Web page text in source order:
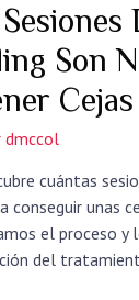
Son
dmccol
cuántas
conseguir unas
el proceso y
del